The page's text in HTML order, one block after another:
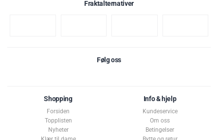
Fraktalternativer
Følg oss
Shopping
Forsiden
Topplisten
Nyheter
Info & hjelp
Kundeservice
Om oss
Betingelser